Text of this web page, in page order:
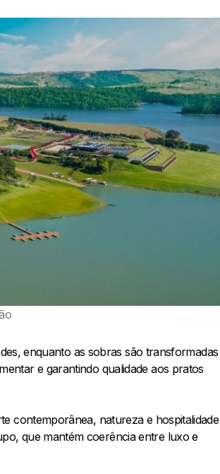
enquanto as sobras são transformadas
e garantindo qualidade aos pratos
contemporânea, natureza e hospitalidade
que mantém coerência entre luxo e